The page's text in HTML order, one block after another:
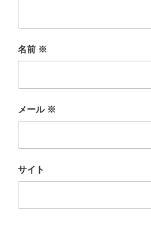
名前 ※
メール ※
サイト